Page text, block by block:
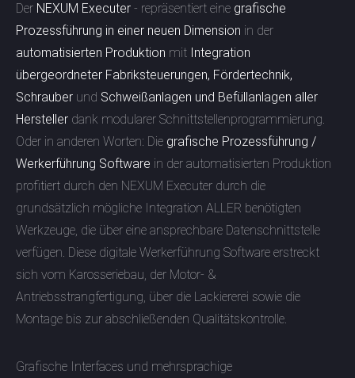
Der NEXUM Executer - repräsentiert eine grafische
Prozessführung in einer neuen Dimension in der
automatisierten Produktion mit Integration
übergeordneter Fabriksteuerungen, Fördertechnik,
Schrauber und Schweißanlagen und Befüllanlagen aller
Hersteller dank modularer Schnittstellenprogrammierung.
Oder in anderen Worten: Die grafische Prozessführung /
Werkerführung Software in der automatisierten Produktion
profitiert durch den NEXUM Executer durch die
grundsätzlich mögliche Integration ALLER benötigten
Werkzeuge, die über eine ansprechbare Datenschnittstelle
verfügen. Diese digitale Werkerführung Software erstreckt
sich vom Karosseriebau, der Motor- &
Antriebsstrangfertigung, über die Lackiererei sowie die
Montage bis zur abschließenden Qualitätskontrolle.
Grafische Interfaces und mehrsprachige